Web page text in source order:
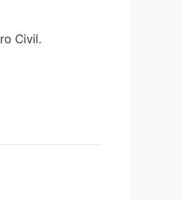
Civil.​